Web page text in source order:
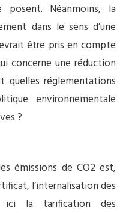
Néanmoins, la
dans le sens d’une
être pris en compte
concerne une réduction
réglementations
environnementale
?
émissions de CO2 est,
l’internalisation des
ici la tarification des